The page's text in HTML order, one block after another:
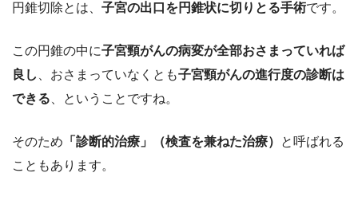
円錐切除とは、 子宮の出口を円錐状に切りとる手術です。
この円錐の中に子宮頸がんの病変が全部おさまっていれば
良し
、おさまっていなくとも子宮頸がんの進行度の診断は
できる 、ということですね。
そのため 「診断的治療」（検査を兼ねた治療）
と呼ばれる
こともあります。